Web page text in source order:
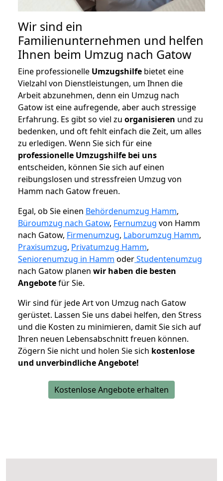
Wir sind ein
Familienunternehmen und helfen
Ihnen beim Umzug nach Gatow
Eine professionelle Umzugshilfe bietet eine
Vielzahl von Dienstleistungen, um Ihnen die
Arbeit abzunehmen, denn ein Umzug nach
Gatow ist eine aufregende, aber auch stressige
Erfahrung. Es gibt so viel zu organisieren und zu
bedenken, und oft fehlt einfach die Zeit, um alles
zu erledigen. Wenn Sie sich für eine
professionelle Umzugshilfe bei uns
entscheiden, können Sie sich auf einen
reibungslosen und stressfreien Umzug von
Hamm nach Gatow freuen.
Egal, ob Sie einen Behördenumzug Hamm,
Büroumzug nach Gatow, Fernumzug von Hamm
nach Gatow, Firmenumzug, Laborumzug Hamm,
Praxisumzug, Privatumzug Hamm,
Seniorenumzug in Hamm oderStudentenumzug
nach Gatow planen wir haben die besten
Angebotefür Sie.
Wir sind für jede Art von Umzug nach Gatow
gerüstet. Lassen Sie uns dabei helfen, den Stress
und die Kosten zu minimieren, damit Sie sich auf
Ihren neuen Lebensabschnitt freuen können.
Zögern Sie nicht und holen Sie sich kostenlose
und unverbindliche Angebote!
Kostenlose Angebote erhalten